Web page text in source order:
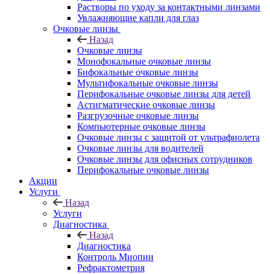
Растворы по уходу за контактными линзами
Увлажняющие капли для глаз
Очковые линзы
Назад
Очковые линзы
Монофокальные очковые линзы
Бифокальные очковые линзы
Мультифокальные очковые линзы
Перифокальные очковые линзы для детей
Астигматические очковые линзы
Разгрузочные очковые линзы
Компьютерные очковые линзы
Очковые линзы с защитой от ультрафиолета
Очковые линзы для водителей
Очковые линзы для офисных сотрудников
Перифокальные очковые линзы
Акции
Услуги
Назад
Услуги
Диагностика
Назад
Диагностика
Контроль Миопии
Рефрактометрия